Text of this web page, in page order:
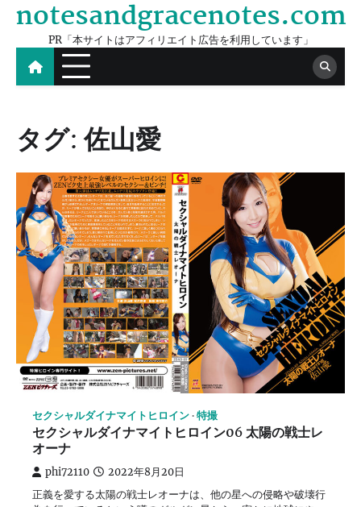
Skip
content
notesandgracenotes.com
PR「本サイトはアフィリエイト広告を利用しています」
タグ:佐山愛
セクシャルダイナマイトヒロイン 特撮
セクシャルダイナマイトヒロイン06 太陽の戦士レ
オーナ
phi72110 2022年8月20日
正義を愛する太陽の戦士レオーナは、他の星への侵略や破壊行